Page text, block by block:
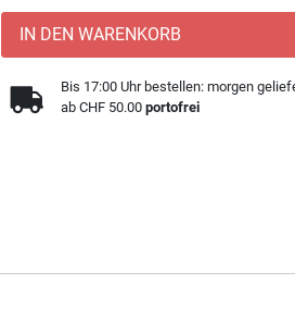
IN DEN WARENKORB
Bis 17:00 Uhr bestellen: morgen
ab CHF 50.00portofrei